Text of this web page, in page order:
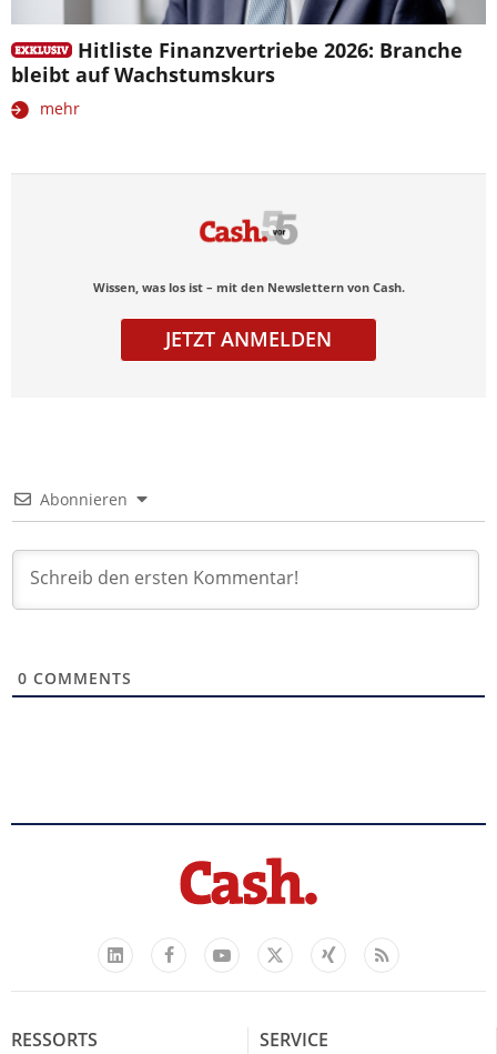
Hitliste Finanzvertriebe 2026: Branche
bleibt auf Wachstumskurs
mehr
Wissen, was los ist – mit den Newslettern von Cash.
JETZT ANMELDEN
Abonnieren
0 COMMENTS
LinkedIn
FacebookYouTube
X
Xing Feed
RESSORTS SERVICE